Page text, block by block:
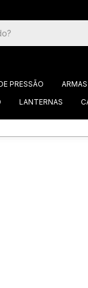
PRESSÃO
LANTERNAS